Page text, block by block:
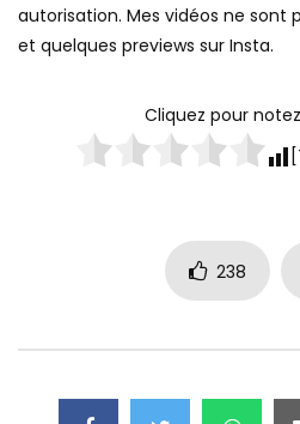
autorisation. Mes vidéos ne sont
et quelques previews sur Insta.
Cliquez pour
238